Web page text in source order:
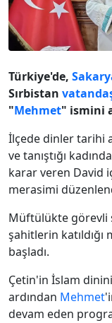
Türkiye'de,
Sırbistan
"Mehmet" ismini
İlçede dinler tarihi
ve tanıştığı
karar veren David
merasimi
Müftülükte görevli
şahitlerin
başladı.
Çetin'in İslam
ardından Mehmet
devam eden